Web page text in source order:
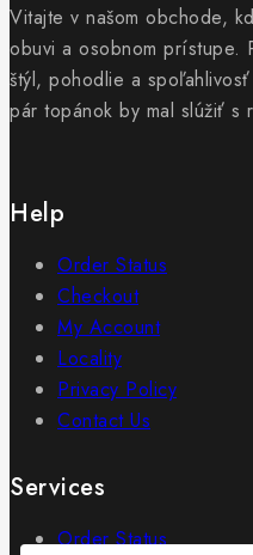
Vitajte v našom obchode,
obuvi a osobnom prístupe.
štýl, pohodlie a
pár topánok by mal slúžiť s
Help
Order Status
Checkout
My Account
Locality
Privacy Policy
Contact Us
Services
Order Status